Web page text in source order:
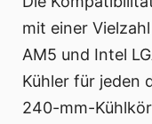
mit einer
AM5 und Intel
Kühler für jeden
240-mm-